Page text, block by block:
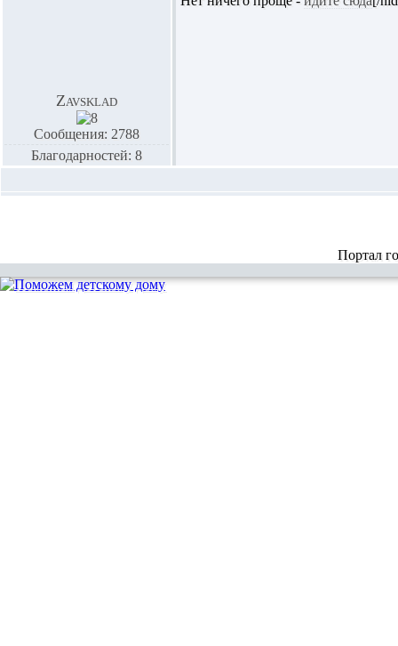
Zavsklad
Сообщения: 2788
Благодарностей: 8
Портал